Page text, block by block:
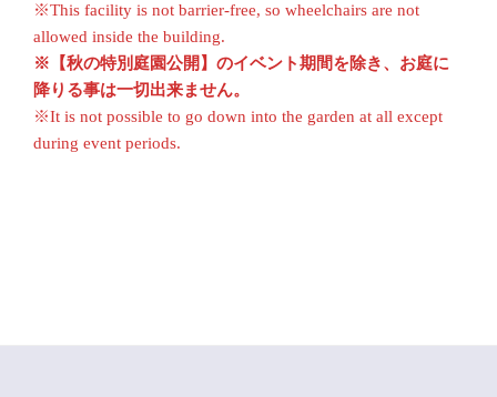
※This facility is not barrier-free, so wheelchairs are not
allowed inside the building.
※【秋の特別庭園公開】のイベント期間を除き、お庭に
降りる事は一切出来ません。
※It is not possible to go down into the garden at all except
during event periods.